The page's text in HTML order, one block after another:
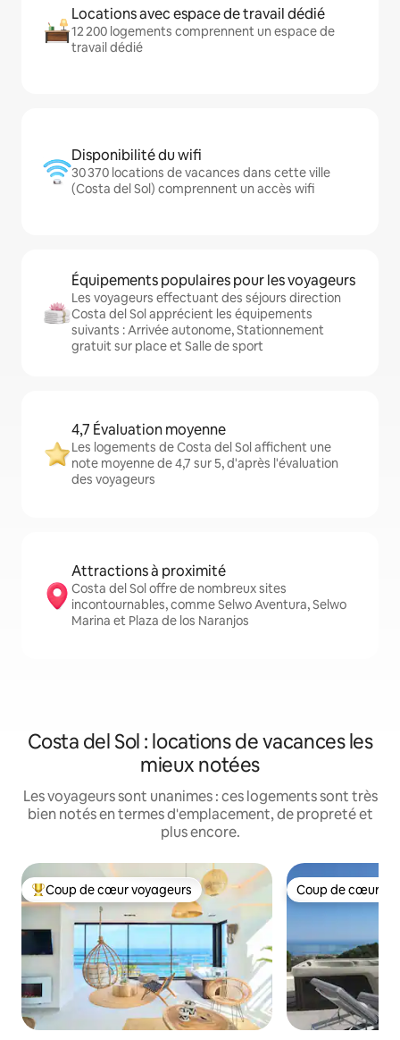
Locations avec espace de travail dédié
12 200 logements comprennent un espace de
travail dédié
Disponibilité du wifi
30 370 locations de vacances dans cette ville
(Costa del Sol) comprennent un accès wifi
Équipements populaires pour les voyageurs
Les voyageurs effectuant des séjours direction
Costa del Sol apprécient les équipements
suivants : Arrivée autonome, Stationnement
gratuit sur place et Salle de sport
4,7 Évaluation moyenne
Les logements de Costa del Sol affichent une
note moyenne de 4,7 sur 5, d'après l'évaluation
des voyageurs
Attractions à proximité
Costa del Sol offre de nombreux sites
incontournables, comme Selwo Aventura, Selwo
Marina et Plaza de los Naranjos
Costa del Sol : locations de vacances les
mieux notées
Les voyageurs sont unanimes : ces logements sont très
bien notés en termes d'emplacement, de propreté et
plus encore.
Coups de cœur voyageurs les plus appréciés
Coup de cœur voyageurs Coup de cœur
Coup de cœur